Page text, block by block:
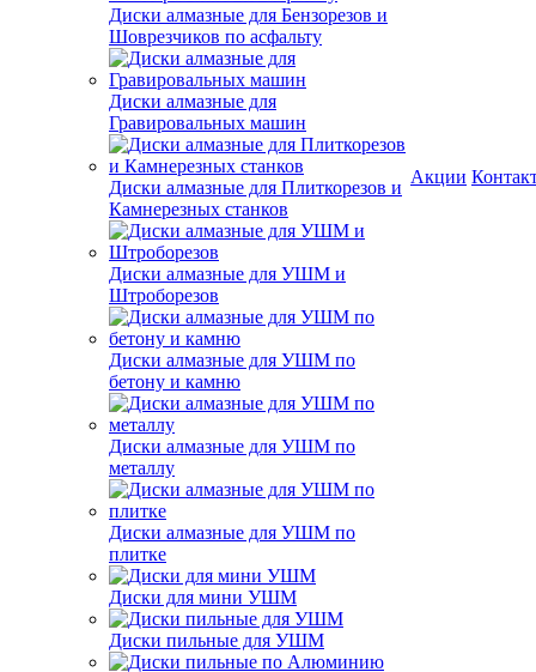
Диски алмазные для Бензорезов и
Шоврезчиков по асфальту
Диски алмазные для
Гравировальных машин
Диски алмазные для Плиткорезов и
Камнерезных станков
Диски алмазные для УШМ и
Штроборезов
Диски алмазные для УШМ по
бетону и камню
Диски алмазные для УШМ по
металлу
Диски алмазные для УШМ по
плитке
Диски для мини УШМ
Диски пильные для УШМ
Акции